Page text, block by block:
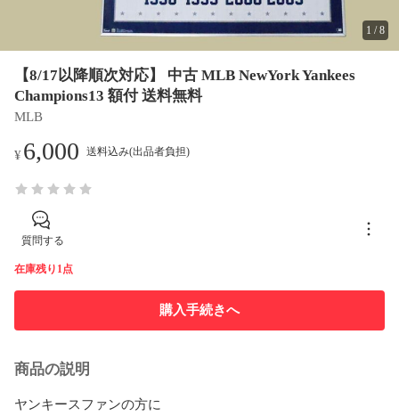
1 /8
【8/17以降順次対応】 中古 MLB NewYork Yankees
Champions13 額付 送料無料
MLB
¥6,000 送料込み(出品者負担)
質問する
在庫残り1点
購入手続きへ
商品の説明
ヤンキースファンの方に